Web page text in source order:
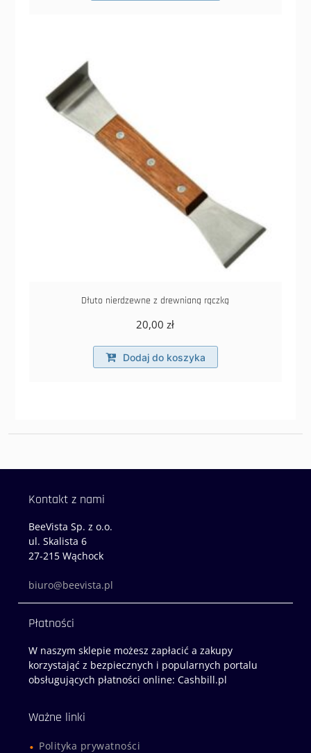
Dłuto nierdzewne z drewnianą rączką
20,00zł
Dodaj do koszyka
Kontakt z nami
BeeVista Sp. z o.o.
ul. Skalista 6
27-215 Wąchock
biuro@beevista.pl
Płatności
W naszym sklepie możesz zapłacić a zakupy
korzystająć z bezpiecznych i popularnych portalu
obsługujących płatności online: Cashbill.pl
Ważne linki
Polityka prywatności